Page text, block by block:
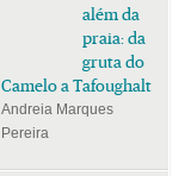
além da
praia: da
gruta do
Camelo a Tafoughalt
Andreia Marques
Pereira